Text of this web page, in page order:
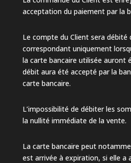
acceptation du paiement par la
Le compte du Client sera
correspondant uniquement
la carte bancaire utilisée auront
débit aura été accepté par la
carte bancaire.
L’impossibilité de débiter les
la nullité immédiate de la vente.
La carte bancaire peut
est arrivée à expiration, si elle